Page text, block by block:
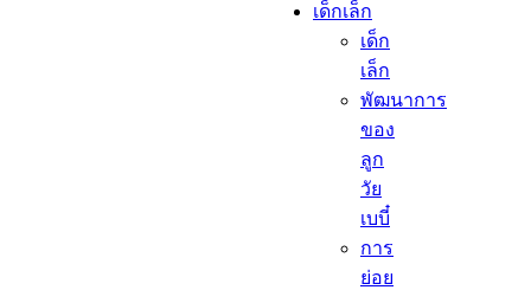
เด็กเล็ก​
เด็ก
เล็ก​
พัฒนาการ
ของ
ลูก
วัย
เบบี๋
การ
ย่อย